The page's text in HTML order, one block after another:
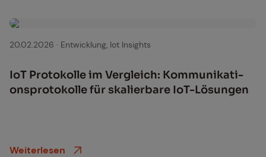
20.02.2026 · Entwicklung, Iot Insights
IoT Pro­to­kol­le im Ver­gleich: Kom­mu­ni­ka­ti­
ons­pro­to­kol­le für ska­lier­ba­re IoT-Lö­sun­gen
Weiterlesen